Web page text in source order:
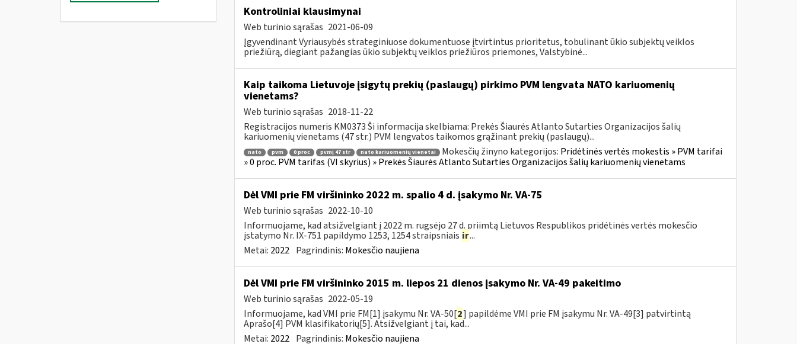
Kontroliniai klausimynai
Web turinio sąrašas 2021-06-09
Įgyvendinant Vyriausybės strateginiuose dokumentuose įtvirtintus prioritetus, tobulinant ūkio subjektų veiklos
priežiūrą, diegiant pažangias ūkio subjektų veiklos priežiūros priemones, Valstybinė...
Kaip taikoma Lietuvoje įsigytų prekių (paslaugų) pirkimo PVM lengvata NATO kariuomenių
vienetams?
Web turinio sąrašas 2018-11-22
Registracijos numeris KM0373 Ši informacija skelbiama: Prekės Šiaurės Atlanto Sutarties Organizacijos šalių
kariuomenių vienetams (47 str.) PVM lengvatos taikomos grąžinant prekių (paslaugų)...
nato pvm 0 proc pvmį 47 str nato kariuomenių vienetai Mokesčių žinyno kategorijos: Pridėtinės vertės mokestis » PVM tarifai
» 0 proc. PVM tarifas (VI skyrius) » Prekės Šiaurės Atlanto Sutarties Organizacijos šalių kariuomenių vienetams
Dėl VMI prie FM viršininko 2022 m. spalio 4 d. įsakymo Nr. VA-75
Web turinio sąrašas 2022-10-10
Informuojame, kad atsižvelgiant į 2022 m. rugsėjo 27 d. priimtą Lietuvos Respublikos pridėtinės vertės mokesčio
įstatymo Nr. IX-751 papildymo 1253, 1254 straipsniais ir...
Metai: 2022 Pagrindinis: Mokesčio naujiena
Dėl VMI prie FM viršininko 2015 m. liepos 21 dienos įsakymo Nr. VA-49 pakeitimo
Web turinio sąrašas 2022-05-19
Informuojame, kad VMI prie FM[1] įsakymu Nr. VA-50[2] papildėme VMI prie FM įsakymu Nr. VA-49[3] patvirtintą
Aprašo[4] PVM klasifikatorių[5]. Atsižvelgiant į tai, kad...
Metai: 2022 Pagrindinis: Mokesčio naujiena